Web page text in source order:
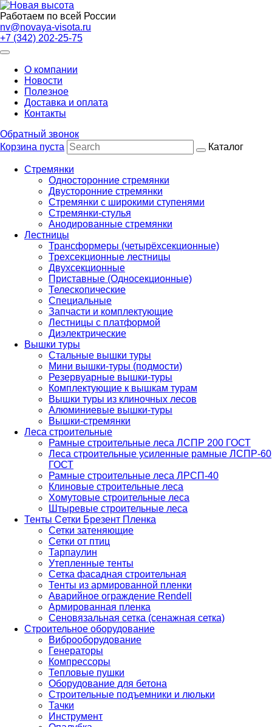
Работаем по всей России
nv@novaya-visota.ru
+7 (342) 202-25-75
О компании
Новости
Полезное
Доставка и оплата
Контакты
Обратный звонок
Корзина пуста
Каталог
Стремянки
Односторонние стремянки
Двусторонние стремянки
Стремянки с широкими ступенями
Стремянки-стулья
Анодированные стремянки
Лестницы
Трансформеры (четырёхсекционные)
Трехсекционные лестницы
Двухсекционные
Приставные (Односекционные)
Телескопические
Специальные
Запчасти и комплектующие
Лестницы с платформой
Диэлектрические
Вышки туры
Стальные вышки туры
Мини вышки-туры (подмости)
Резервуарные вышки-туры
Комплектующие к вышкам турам
Вышки туры из клиночных лесов
Алюминиевые вышки-туры
Вышки-стремянки
Леса строительные
Рамные строительные леса ЛСПР 200 ГОСТ
Леса строительные усиленные рамные ЛСПР-60
ГОСТ
Рамные строительные леса ЛРСП-40
Клиновые строительные леса
Хомутовые строительные леса
Штыревые строительные леса
Тенты Сетки Брезент Пленка
Сетки затеняющие
Сетки от птиц
Тарпаулин
Утепленные тенты
Сетка фасадная строительная
Тенты из армированной пленки
Аварийное ограждение Rendell
Армированная пленка
Сеновязальная сетка (сенажная сетка)
Строительное оборудование
Виброоборудование
Генераторы
Компрессоры
Тепловые пушки
Оборудование для бетона
Строительные подъемники и люльки
Тачки
Инструмент